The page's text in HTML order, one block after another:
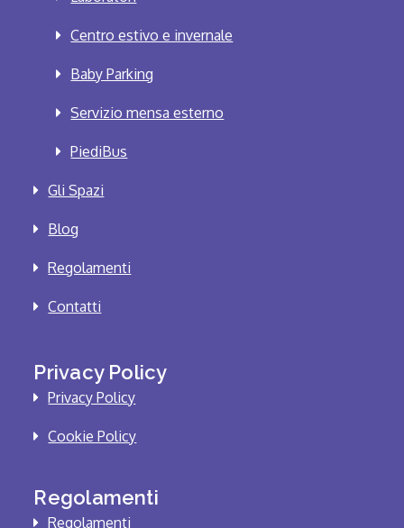
Centro estivo e invernale
Baby Parking
Servizio mensa esterno
PiediBus
Gli Spazi
Blog
Regolamenti
Contatti
Privacy Policy
Privacy Policy
Cookie Policy
Regolamenti
Regolamenti